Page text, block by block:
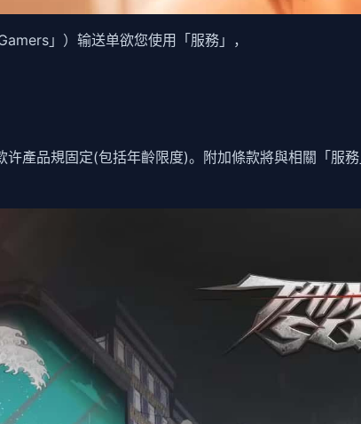
」）输送单欲您使用「服務」，
產品規固定(包括年齡限度)。附加條款將與相關「服務